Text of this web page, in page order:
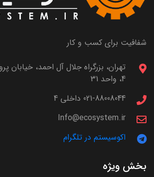
شفافیت برای کسب و کار
4، واحد 31
021-88008044 داخلی 4
Info@ecosystem.ir
اکوسیستم در تلگرام
بخش ویژه